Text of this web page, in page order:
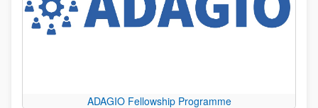
ADAGIO Fellowship Programme